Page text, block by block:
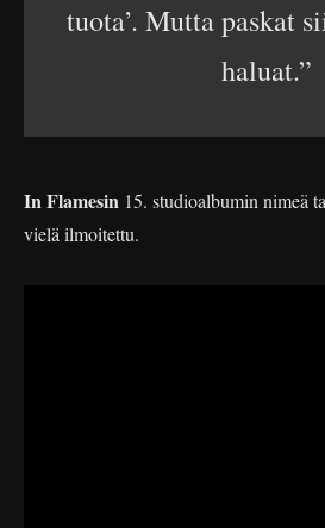
tuota’. Mutta paskat
haluat.”
In Flamesin 15. studioalbumin nimeä
vielä ilmoitettu.